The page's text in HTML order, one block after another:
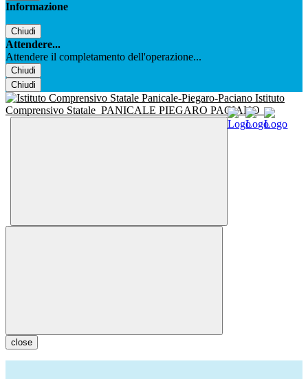
Informazione
Chiudi
Attendere...
Attendere il completamento dell'operazione...
Chiudi
Chiudi
Istituto
Comprensivo Statale PANICALE PIEGARO PACIANO
close